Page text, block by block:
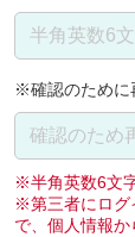
※確認のために
※半角英数6文
※第三者にログ
で、個人情報か